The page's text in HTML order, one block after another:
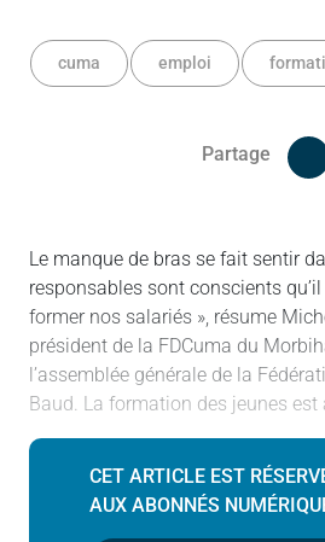
cuma emploi
Partage
Le manque de bras se fait sentir
responsables sont conscients
former nos salariés », résume
président de la FDCuma du
l’assemblée générale de la
Baud. La formation des jeunes est
CET ARTICLE EST
AUX ABONNÉS